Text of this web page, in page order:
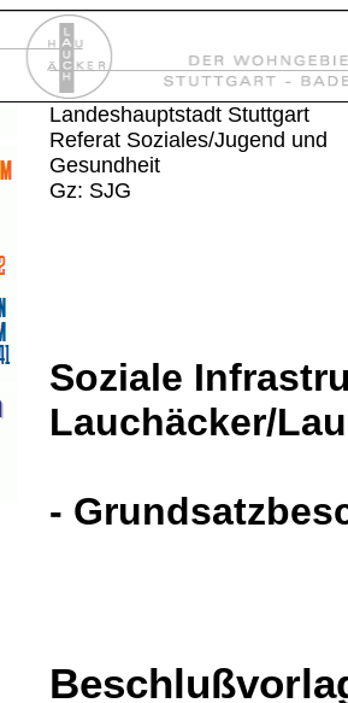
Landeshauptstadt Stuttgart
Referat Soziales/Jugend und
Gesundheit
Gz: SJG
Soziale
Lauchäcker/
-